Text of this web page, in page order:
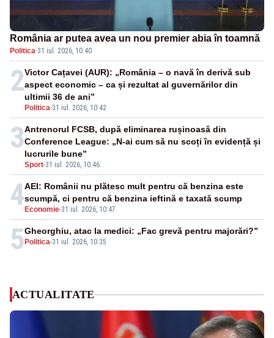
România ar putea avea un nou premier abia în toamnă
Politica·31 iul. 2026, 10:40
2
Politica-31 iul. 2026, 10:42
Victor Cațavei (AUR): „România – o navă în derivă sub
aspect economic – ca și rezultat al guvernărilor din
ultimii 36 de ani”
3
Sport-31 iul. 2026, 10:46
Antrenorul FCSB, după eliminarea rușinoasă din
Conference League: „N-ai cum să nu scoți în evidență și
lucrurile bune”
4 Economie-31 iul. 2026, 10:47
AEI: Românii nu plătesc mult pentru că benzina este
scumpă, ci pentru că benzina ieftină e taxată scump
5 Politica-31 iul. 2026, 10:35
Gheorghiu, atac la medici: „Fac grevă pentru majorări?”
ACTUALITATE